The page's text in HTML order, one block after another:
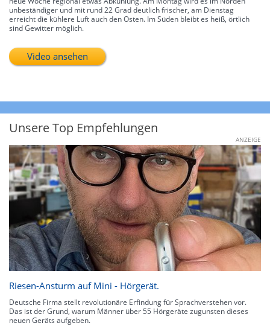
unbeständiger und mit rund 22 Grad deutlich frischer, am Dienstag
erreicht die kühlere Luft auch den Osten. Im Süden bleibt es heiß, örtlich
sind Gewitter möglich.
Video ansehen
Unsere Top Empfehlungen
ANZEIGE
Riesen-Ansturm auf Mini - Hörgerät.
Deutsche Firma stellt revolutionäre Erfindung für Sprachverstehen vor.
Das ist der Grund, warum Männer über 55 Hörgeräte zugunsten dieses
neuen Geräts aufgeben.